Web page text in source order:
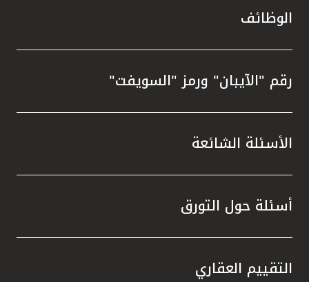
الوظائف
رقم "الآيبان" ورمز "السويفت"
الأسئلة الشائعة
أسئلة حول التورق
التقييم العقاري